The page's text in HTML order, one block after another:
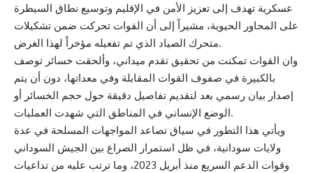
عسكرية تهدف إلى تعزيز الأمن في الإقليم وتوسيع نطاق السيطرة
على المحاور الحيوية، مشيراً إلى أن القوات تحركت ضمن تشكيلات
متحرك الصياد الذي تم تفعيله مؤخراً لهذا الغرض.
وان القوات تمكنت من تحقيق تقدم ميداني، وألحقت خسائر توصف
بالكبيرة في صفوف القوات المقابلة وفي معداتها، دون أن يتم
إصدار بيان رسمي بعد لتقديم تفاصيل دقيقة حول حجم الخسائر أو
الوضع الإنساني في المناطق التي شهدت العمليات.
ويأتي هذا التطور في سياق تصاعد المواجهات المسلحة في عدة
ولايات سودانية، في ظل استمرار الصراع بين الجيش السوداني
وقوات الدعم السريع منذ أبريل 2023، وما ترتب عليه من تداعيات